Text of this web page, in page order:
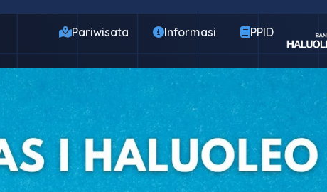
Pariwisata Informasi PPID